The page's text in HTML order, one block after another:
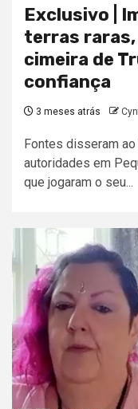
Exclusivo |
terras raras,
cimeira de
confiança
3 meses atrás
Fontes disseram
autoridades em
que jogaram o seu...